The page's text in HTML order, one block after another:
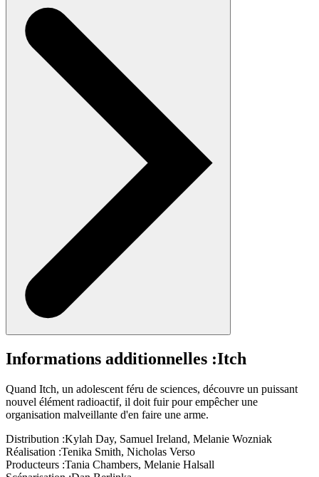
Informations additionnelles :Itch
Quand Itch, un adolescent féru de sciences, découvre un puissant
nouvel élément radioactif, il doit fuir pour empêcher une
organisation malveillante d'en faire une arme.
Distribution :Kylah Day, Samuel Ireland, Melanie Wozniak
Réalisation :Tenika Smith, Nicholas Verso
Producteurs :Tania Chambers, Melanie Halsall